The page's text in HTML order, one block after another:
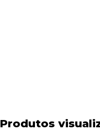
Produtos